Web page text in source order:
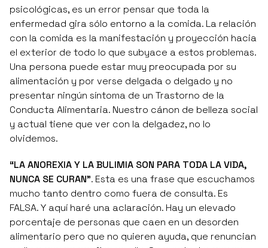
psicológicas, es un error pensar que toda la
enfermedad gira sólo entorno a la comida. La relación
con la comida es la manifestación y proyección hacia
el exterior de todo lo que subyace a estos problemas.
Una persona puede estar muy preocupada por su
alimentación y por verse delgada o delgado y no
presentar ningún síntoma de un Trastorno de la
Conducta Alimentaria. Nuestro cánon de belleza social
y actual tiene que ver con la delgadez, no lo
olvidemos.
“LA ANOREXIA Y LA BULIMIA SON PARA TODA LA VIDA,
NUNCA SE CURAN”. Esta es una frase que escuchamos
mucho tanto dentro como fuera de consulta. Es
FALSA. Y aquí haré una aclaración. Hay un elevado
porcentaje de personas que caen en un desorden
alimentario pero que no quieren ayuda, que renuncian